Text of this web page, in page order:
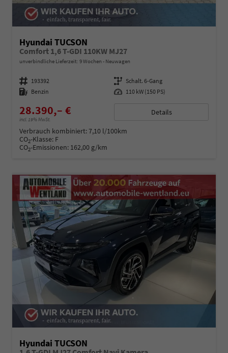
Hyundai TUCSON
Comfort 1,6 T-GDI 110KW MJ27
unverbindliche Lieferzeit: 9 Wochen Neuwagen
Fahrzeugnummer 193392 Getriebe Schalt. 6-Gang
Kraftstoff Benzin Leistung 110 kW (150 PS)
28.390,– €
incl. 19% MwSt.
Details
Verbrauch kombiniert:7,10 l/100km
CO2-Klasse: F
CO2-Emissionen: 162,00 g/km
Hyundai TUCSON